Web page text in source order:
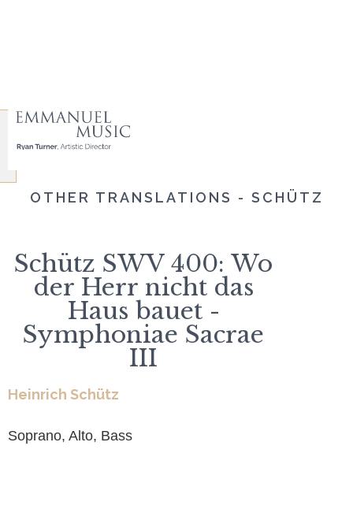
OTHER TRANSLATIONS - SCHÜTZ
Schütz SWV 400: Wo
der Herr nicht das
Haus bauet -
Symphoniae Sacrae
III
Heinrich Schütz
Soprano, Alto, Bass